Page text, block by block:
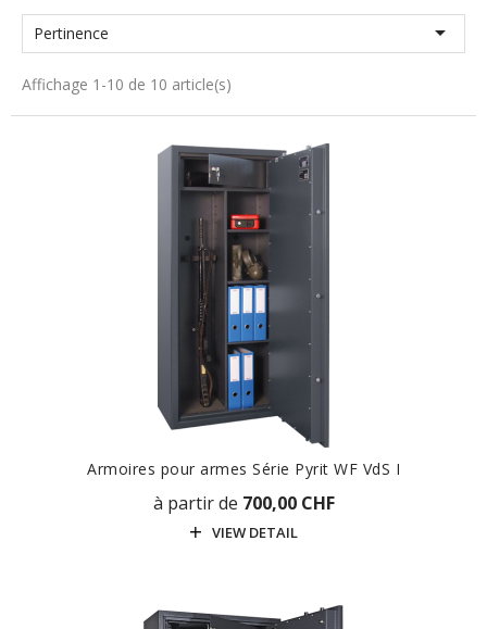
Pertinence 
Affichage 1-10 de 10 article(s)
Armoires pour armes Série Pyrit WF VdS I
à partir de 700,00 CHF
VIEW DETAIL